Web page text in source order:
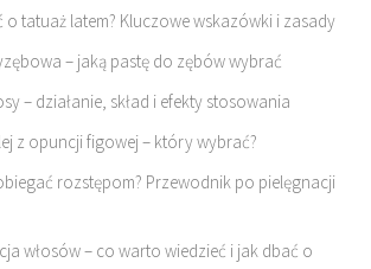
o tatuaż latem? Kluczowe wskazówki i zasady
– jaką pastę do zębów wybrać
– działanie, skład i efekty stosowania
z opuncji figowej – który wybrać?
rozstępom? Przewodnik po pielęgnacji
włosów – co warto wiedzieć i jak dbać o